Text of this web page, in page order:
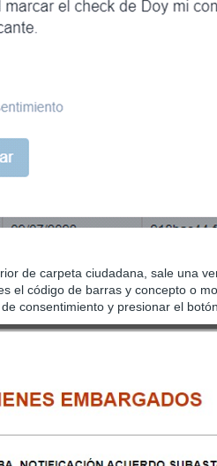
de carpeta ciudadana, sale una
el código de barras y concepto o
consentimiento y presionar el